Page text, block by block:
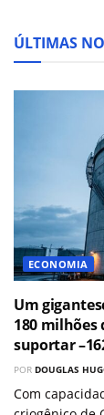
ÚLTIMAS
ECONOMIA
Um
180 milhões
suportar
POR DOUGLAS
Com